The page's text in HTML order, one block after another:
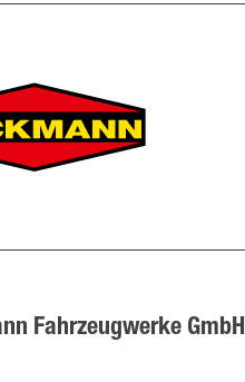
Fahrzeugwerke GmbH